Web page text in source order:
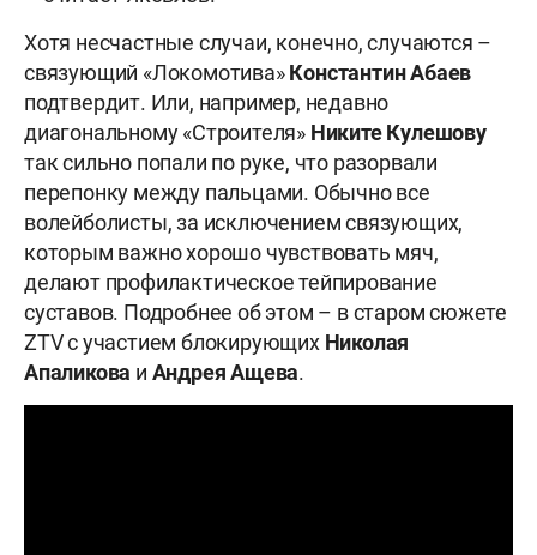
Хотя несчастные случаи, конечно, случаются –
связующий «Локомотива»КонстантинАбаев
подтвердит. Или, например, недавно
диагональному «Строителя» Никите Кулешову
так сильно попали по руке, что разорвали
перепонку между пальцами. Обычно все
волейболисты, за исключением связующих,
которым важно хорошо чувствовать мяч,
делают профилактическое тейпирование
суставов. Подробнее об этом – в старом сюжете
ZTV с участием блокирующих Николая
Апаликова и Андрея Ащева.